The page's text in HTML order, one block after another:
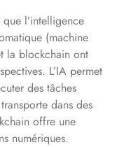
l’intelligence
(machine
la blockchain ont
L’IA permet
des tâches
dans des
offre une
numériques.